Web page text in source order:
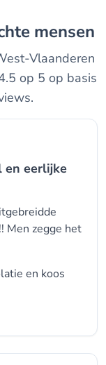
mensen
Vlaanderen
op 5 op basis
en eerlijke
Men zegge het
en koos